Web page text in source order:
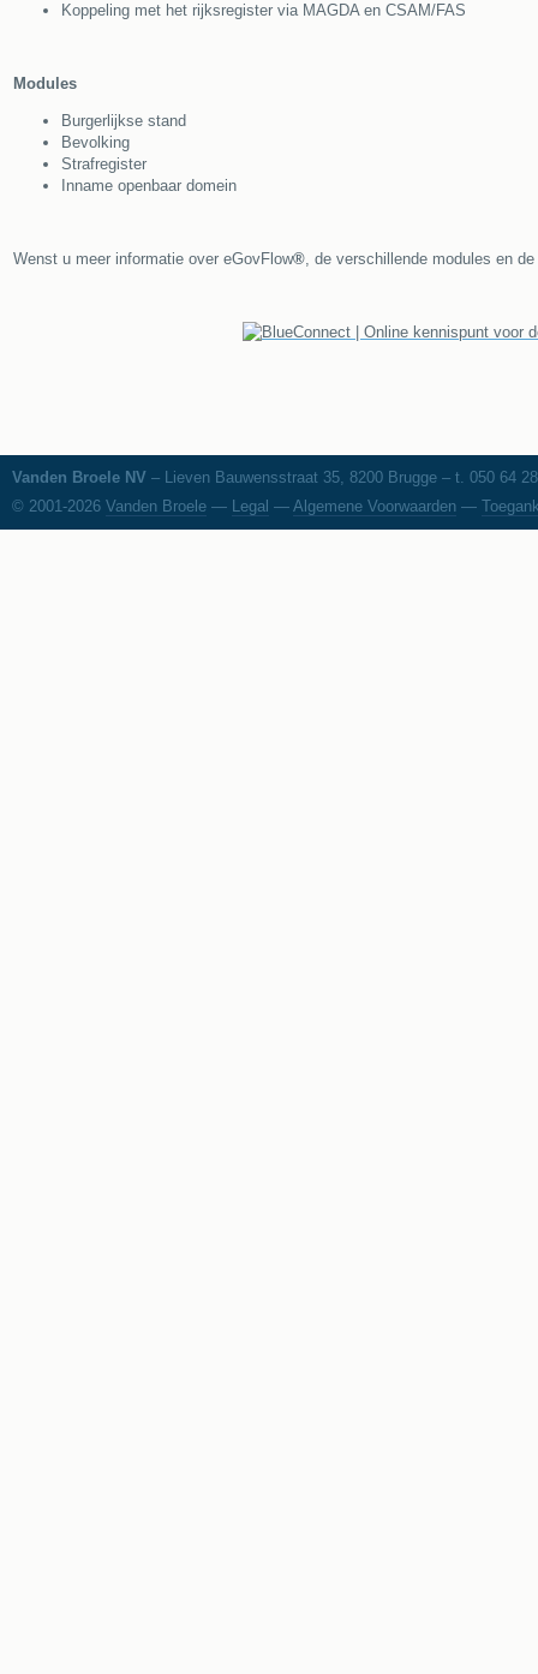
Koppeling met het rijksregister via MAGDA en CSAM/FAS
Modules
Burgerlijkse stand
Bevolking
Strafregister
Inname openbaar domein
Wenst u meer informatie over eGovFlow®, de verschillende modules en
Vanden Broele NV – Lieven Bauwensstraat 35, 8200 Brugge – t. 050 64
© 2001-2026 Vanden Broele — Legal — Algemene Voorwaarden —